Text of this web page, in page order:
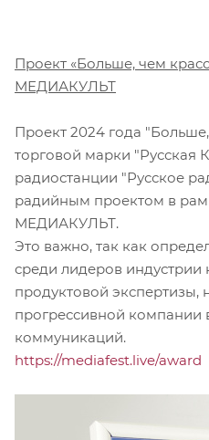
Проект «Больше, чем
МЕДИАКУЛЬТ
Проект 2024 года
торговой марки "Русская
радиостанции "Русское
радийным проектом в
МЕДИАКУЛЬТ.
Это важно, так как
среди лидеров индустрии
продуктовой экспертизы,
прогрессивной компании
коммуникаций.
https://mediafest.live/award